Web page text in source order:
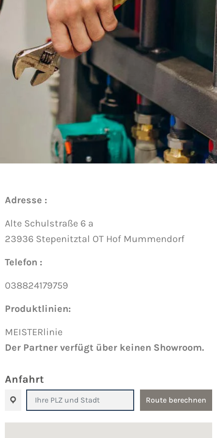
Adresse :
Alte Schulstraße 6 a
23936 Stepenitztal OT Hof Mummendorf
Telefon :
038824179759
Produktlinien:
MEISTERlinie
Der Partner verfügt über keinen Showroom.
Anfahrt